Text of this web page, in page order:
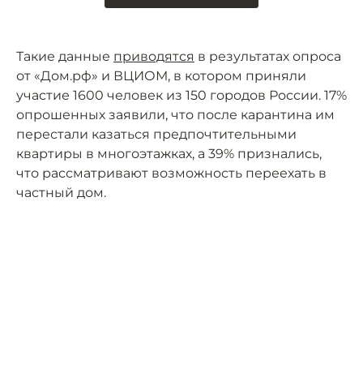
Такие данные приводятся в результатах опроса
от «Дом.рф» и ВЦИОМ, в котором приняли
участие 1600 человек из 150 городов России. 17%
опрошенных заявили, что после карантина им
перестали казаться предпочтительными
квартиры в многоэтажках, а 39% признались,
что рассматривают возможность переехать в
частный дом.